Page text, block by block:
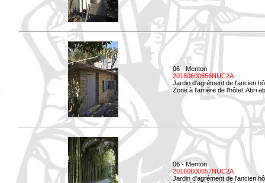
06 - Menton
20160600656NUC2A
Jardin d'agrément de l'ancien
Zone à l'arrière de l'hôtel. Abri
06 - Menton
20160600657NUC2A
Jardin d'agrément de l'ancien